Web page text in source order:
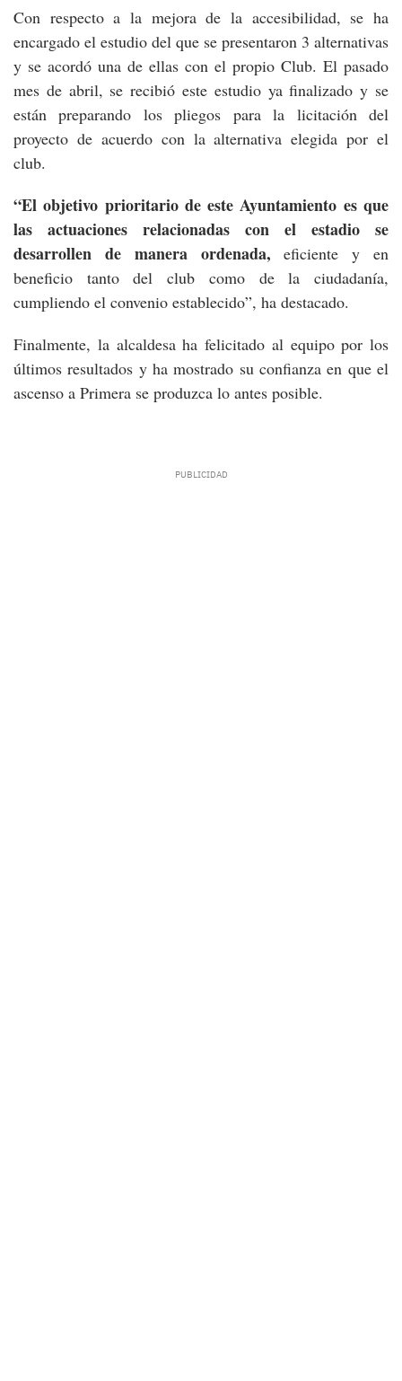
Con respecto a la mejora de la accesibilidad, se ha
encargado el estudio del que se presentaron 3 alternativas
y se acordó una de ellas con el propio Club. El pasado
mes de abril, se recibió este estudio ya finalizado y se
están preparando los pliegos para la licitación del
proyecto de acuerdo con la alternativa elegida por el
club.
“El objetivo prioritario de este Ayuntamiento es que
las actuaciones relacionadas con el estadio se
desarrollen de manera ordenada, eficiente y en
beneficio tanto del club como de la ciudadanía,
cumpliendo el convenio establecido”, ha destacado.
Finalmente, la alcaldesa ha felicitado al equipo por los
últimos resultados y ha mostrado su confianza en que el
ascenso a Primera se produzca lo antes posible.